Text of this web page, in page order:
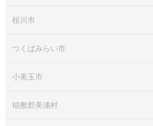
桜川市
つくばみらい市
小美玉市
稲敷郡美浦村